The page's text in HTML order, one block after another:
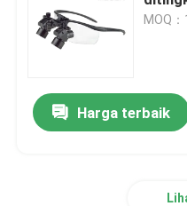
Mikromotor Gigi
profil udara gigi
MOQ
Harga terbaik